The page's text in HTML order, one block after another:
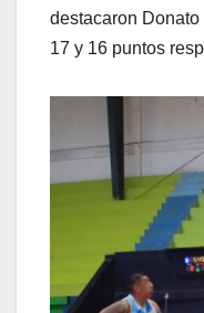
destacaron
17 y 16 puntos